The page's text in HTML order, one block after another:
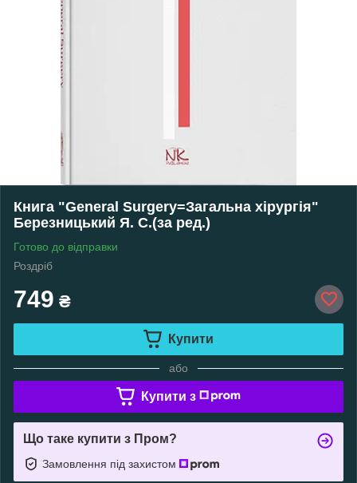
Книга "General Surgery=Загальна хірургія"
Березницький Я. С.(за ред.)
Готово до відправки
Роздріб
749 ₴
Купити
або
Купити з
Що таке купити з Пром?
Замовлення під захистом